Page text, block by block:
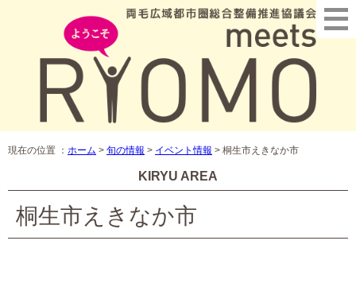
現在の位置 ： ホーム > 旬の情報 > イベント情報 > 桐生市えきなか市
KIRYU AREA
桐生市えきなか市